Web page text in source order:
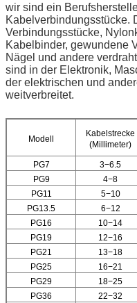
wir sind ein
Kabelverbindungsstücke.
Verbindungsstücke,
Kabelbinder, gewundene
Nägel und andere
sind in der Elektronik,
der elektrischen und
weitverbreitet.
Modell
Kabelstrecke
(Millimeter)
PG7
3−6.5
PG9
4−8
PG11
5−10
PG13.5
6−12
PG16
10−14
PG19
12−16
PG21
13−18
PG25
16−21
PG29
18−25
PG36
22−32